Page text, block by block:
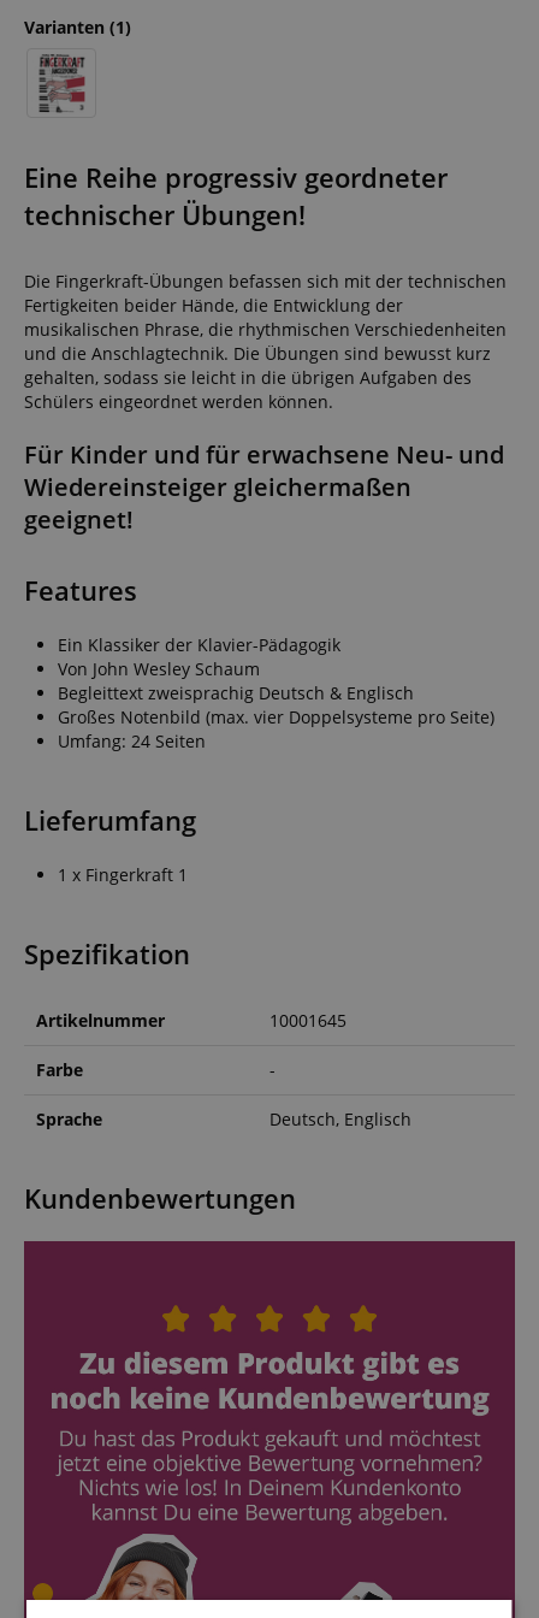
Varianten (1)
Eine Reihe progressiv geordneter
technischer Übungen!
Die Fingerkraft-Übungen befassen sich mit der technischen
Fertigkeiten beider Hände, die Entwicklung der
musikalischen Phrase, die rhythmischen Verschiedenheiten
und die Anschlagtechnik. Die Übungen sind bewusst kurz
gehalten, sodass sie leicht in die übrigen Aufgaben des
Schülers eingeordnet werden können.
Für Kinder und für erwachsene Neu- und
Wiedereinsteiger gleichermaßen
geeignet!
Features
Ein Klassiker der Klavier-Pädagogik
Von John Wesley Schaum
Begleittext zweisprachig Deutsch & Englisch
Großes Notenbild (max. vier Doppelsysteme pro Seite)
Umfang: 24 Seiten
Lieferumfang
1 x Fingerkraft 1
Spezifikation
Artikelnummer 10001645
Farbe -
Sprache Deutsch, Englisch
Kundenbewertungen